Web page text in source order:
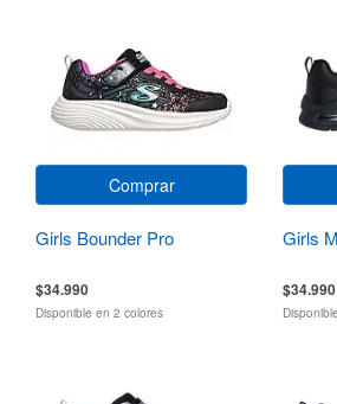
Comprar
Girls Bounder Pro
$34.990
Disponible en 2 colores
Girls
$34.990